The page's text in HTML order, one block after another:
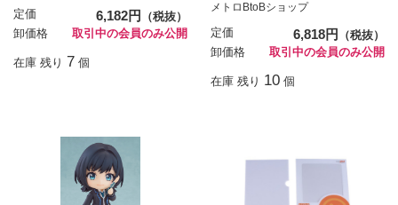
定価 6,182円
（税抜）
卸価格
取引中の会員のみ公開
在庫 残り 7 個
メトロBtoBショップ
定価 6,818円
（税抜）
卸価格
取引中の会員のみ公開
在庫 残り 10 個